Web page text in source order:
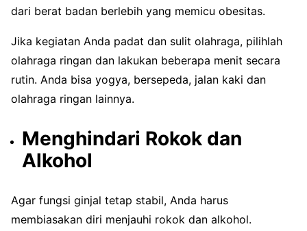
dari berat badan berlebih yang memicu obesitas.
Jika kegiatan Anda padat dan sulit olahraga, pilihlah
olahraga ringan dan lakukan beberapa menit secara
rutin. Anda bisa yogya, bersepeda, jalan kaki dan
olahraga ringan lainnya.
Menghindari Rokok dan
Alkohol
Agar fungsi ginjal tetap stabil, Anda harus
membiasakan diri menjauhi rokok dan alkohol.